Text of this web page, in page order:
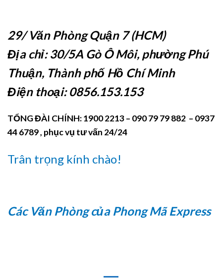
29/ Văn Phòng Quận 7 (HCM)
Địa chỉ: 30/5A Gò Ô Môi, phường Phú
Thuận, Thành phố Hồ Chí Minh
Điện thoại: 0856.153.153
TỔNG ĐÀI CHÍNH: 1900 2213 – 090 79 79 882 – 0937
44 6789 , phục vụ tư vấn 24/24
Trân trọng kính chào!
Các Văn Phòng của Phong Mã Express